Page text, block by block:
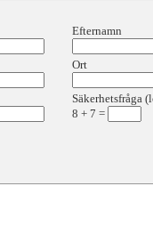
Efternamn
Ort
Säkerhetsfråga
8 + 7 =